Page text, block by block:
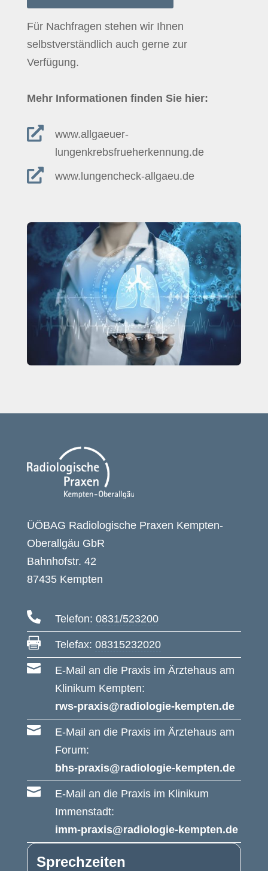
Für Nachfragen stehen wir Ihnen
selbstverständlich auch gerne zur
Verfügung.
Mehr Informationen finden Sie hier:

www.allgaeuer-
lungenkrebsfrueherkennung.de
 www.lungencheck-allgaeu.de
ÜÖBAG Radiologische Praxen Kempten-
Oberallgäu GbR
Bahnhofstr. 42
87435 Kempten
 Telefon: 0831/523200
 Telefax: 08315232020

E-Mail an die Praxis im Ärztehaus am
Klinikum Kempten:
rws-praxis@radiologie-kempten.de

E-Mail an die Praxis im Ärztehaus am
Forum:
bhs-praxis@radiologie-kempten.de

E-Mail an die Praxis im Klinikum
Immenstadt:
imm-praxis@radiologie-kempten.de
Sprechzeiten